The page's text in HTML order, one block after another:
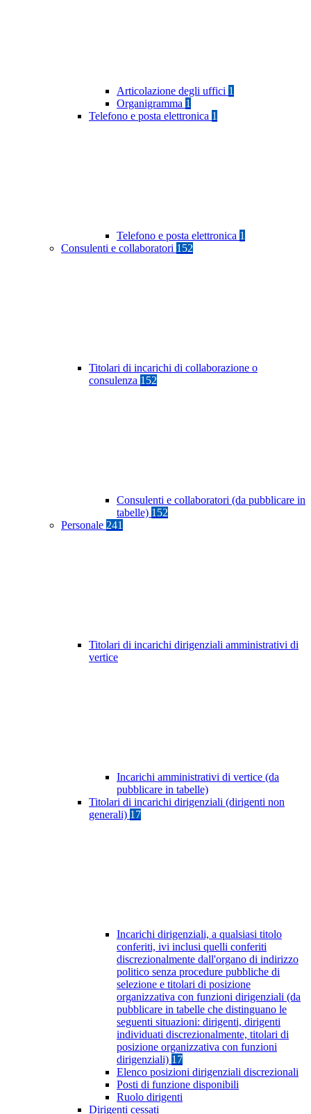
Articolazione degli uffici 1
Organigramma 1
Telefono e posta elettronica 1
Telefono e posta elettronica 1
Consulenti e collaboratori 152
Titolari di incarichi di collaborazione o
consulenza 152
Consulenti e collaboratori (da pubblicare in
tabelle) 152
Personale 241
Titolari di incarichi dirigenziali amministrativi di
vertice
Incarichi amministrativi di vertice (da
pubblicare in tabelle)
Titolari di incarichi dirigenziali (dirigenti non
generali) 17
Incarichi dirigenziali, a qualsiasi titolo
conferiti, ivi inclusi quelli conferiti
discrezionalmente dall'organo di indirizzo
politico senza procedure pubbliche di
selezione e titolari di posizione
organizzativa con funzioni dirigenziali (da
pubblicare in tabelle che distinguano le
seguenti situazioni: dirigenti, dirigenti
individuati discrezionalmente, titolari di
posizione organizzativa con funzioni
dirigenziali) 17
Elenco posizioni dirigenziali discrezionali
Posti di funzione disponibili
Ruolo dirigenti
Dirigenti cessati